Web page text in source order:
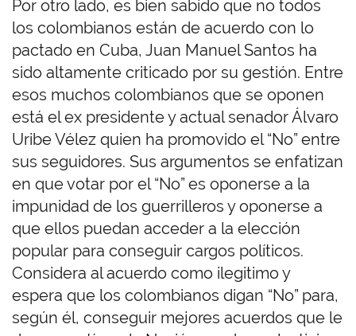
Por otro lado, es bien sabido que no todos
los colombianos están de acuerdo con lo
pactado en Cuba, Juan Manuel Santos ha
sido altamente criticado por su gestión. Entre
esos muchos colombianos que se oponen
está el ex presidente y actual senador Álvaro
Uribe Vélez quien ha promovido el “No” entre
sus seguidores. Sus argumentos se enfatizan
en que votar por el “No” es oponerse a la
impunidad de los guerrilleros y oponerse a
que ellos puedan acceder a la elección
popular para conseguir cargos políticos.
Considera al acuerdo como ilegitimo y
espera que los colombianos digan “No” para,
según él, conseguir mejores acuerdos que le